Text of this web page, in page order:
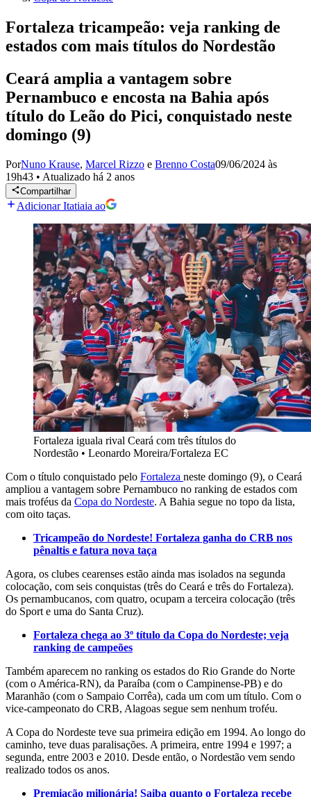
Fortaleza tricampeão: veja ranking de
estados com mais títulos do Nordestão
Ceará amplia a vantagem sobre
Pernambuco e encosta na Bahia após
título do Leão do Pici, conquistado neste
domingo (9)
PorNuno Krause, Marcel Rizzo e Brenno Costa09/06/2024 às
19h43 • Atualizado há 2 anos
Compartilhar
Adicionar Itatiaia ao
Fortaleza iguala rival Ceará com três títulos do
Nordestão • Leonardo Moreira/Fortaleza EC
Com o título conquistado pelo Fortaleza neste domingo (9), o Ceará
ampliou a vantagem sobre Pernambuco no ranking de estados com
mais troféus da Copa do Nordeste. A Bahia segue no topo da lista,
com oito taças.
Tricampeão do Nordeste! Fortaleza ganha do CRB nos
pênaltis e fatura nova taça
Agora, os clubes cearenses estão ainda mas isolados na segunda
colocação, com seis conquistas (três do Ceará e três do Fortaleza).
Os pernambucanos, com quatro, ocupam a terceira colocação (três
do Sport e uma do Santa Cruz).
Fortaleza chega ao 3º título da Copa do Nordeste; veja
ranking de campeões
Também aparecem no ranking os estados do Rio Grande do Norte
(com o América-RN), da Paraíba (com o Campinense-PB) e do
Maranhão (com o Sampaio Corrêa), cada um com um título. Com o
vice-campeonato do CRB, Alagoas segue sem nenhum troféu.
A Copa do Nordeste teve sua primeira edição em 1994. Ao longo do
caminho, teve duas paralisações. A primeira, entre 1994 e 1997; a
segunda, entre 2003 e 2010. Desde então, o Nordestão vem sendo
realizado todos os anos.
Premiação milionária! Saiba quanto o Fortaleza recebe